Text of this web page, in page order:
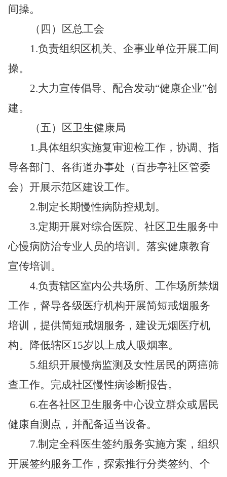
间操。
（四）区总工会
1.负责组织区机关、企事业单位开展工间
操。
2.大力宣传倡导、配合发动“健康企业”创
建。
（五）区卫生健康局
1.具体组织实施复审迎检工作，协调、指
导各部门、各街道办事处（百步亭社区管委
会）开展示范区建设工作。
2.制定长期慢性病防控规划。
3.定期开展对综合医院、社区卫生服务中
心慢病防治专业人员的培训。落实健康教育
宣传培训。
4.负责辖区室内公共场所、工作场所禁烟
工作，督导各级医疗机构开展简短戒烟服务
培训，提供简短戒烟服务，建设无烟医疗机
构。降低辖区15岁以上成人吸烟率。
5.组织开展慢病监测及女性居民的两癌筛
查工作。完成社区慢性病诊断报告。
6.在各社区卫生服务中心设立群众或居民
健康自测点，并配备适当设备。
7.制定全科医生签约服务实施方案，组织
开展签约服务工作，探索推行分类签约、个